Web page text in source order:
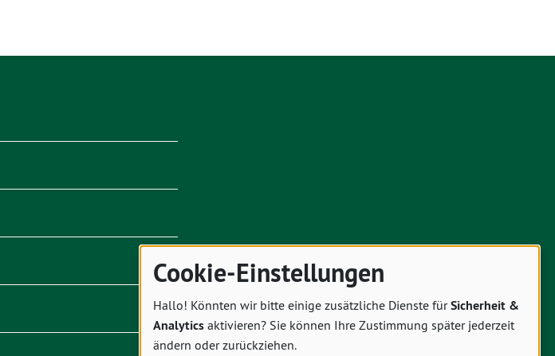
Cookie-Einstellungen
Hallo! Könnten wir bitte einige zusätzliche Dienste fürSicherheit &
Analytics aktivieren? Sie können Ihre Zustimmung später jederzeit
ändern oder zurückziehen.